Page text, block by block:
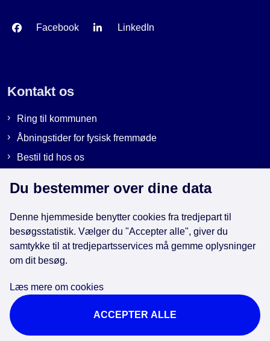
Facebook LinkedIn
Kontakt os
Ring til kommunen
Åbningstider for fysisk fremmøde
Bestil tid hos os
Genveje
EAN-numre i kommunen
Cookies
Tilgængelighedserklæring
Brug af kunstig intelligens
Du bestemmer over dine data
Denne hjemmeside benytter cookies fra tredjepart til
besøgsstatistik. Vælger du "Accepter alle", giver du
samtykke til at tredjepartsservices må gemme oplysninger
om dit besøg.
Læs mere om cookies
ACCEPTER ALLE